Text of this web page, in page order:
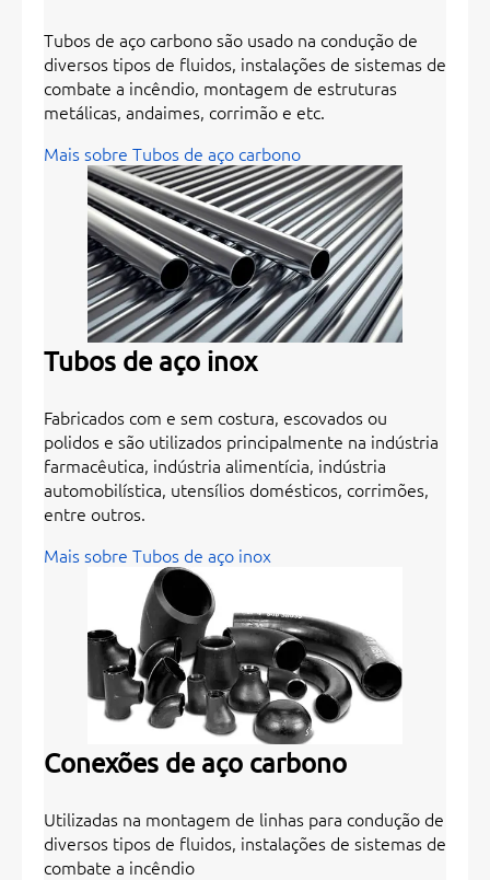
Tubos de aço carbono são usado na condução de
diversos tipos de fluidos, instalações de sistemas de
combate a incêndio, montagem de estruturas
metálicas, andaimes, corrimão e etc.
Mais sobre Tubos de aço carbono
Tubos de aço inox
Fabricados com e sem costura, escovados ou
polidos e são utilizados principalmente na indústria
farmacêutica, indústria alimentícia, indústria
automobilística, utensílios domésticos, corrimões,
entre outros.
Mais sobre Tubos de aço inox
Conexões de aço carbono
Utilizadas na montagem de linhas para condução de
diversos tipos de fluidos, instalações de sistemas de
combate a incêndio